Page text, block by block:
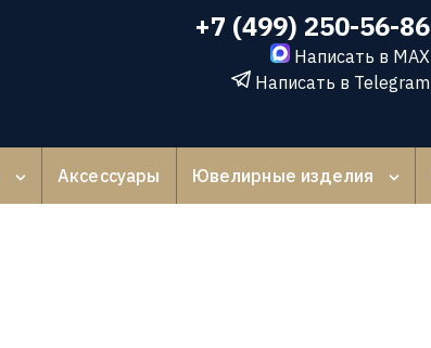
+7 (499) 250-56-86
Написать в MAX
Написать в Telegram
Аксессуары Ювелирные изделия